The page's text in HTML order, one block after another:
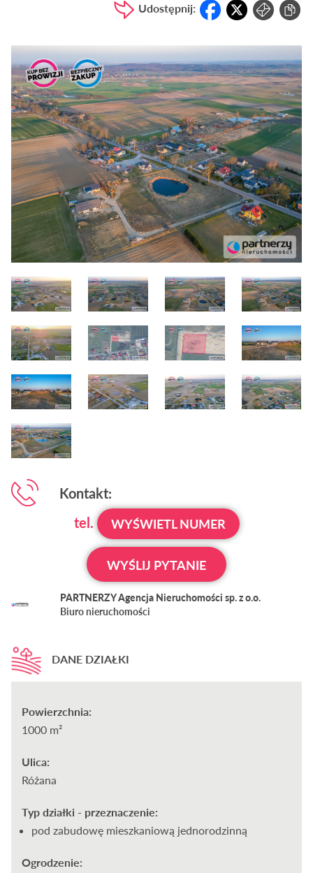
Udostępnij:
Kontakt:
tel.
WYŚWIETL NUMER
WYŚLIJ PYTANIE
PARTNERZY Agencja Nieruchomości sp. z o.o.
Biuro nieruchomości
DANE DZIAŁKI
Powierzchnia:
1000 m²
Ulica:
Różana
Typ działki - przeznaczenie:
pod zabudowę mieszkaniową jednorodzinną
Ogrodzenie: